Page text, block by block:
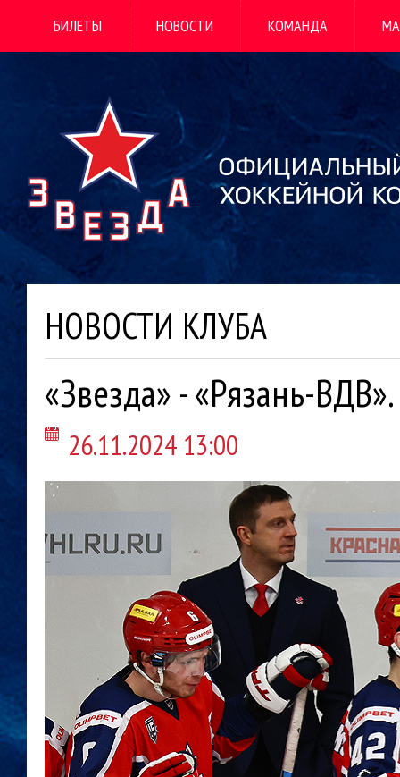
БИЛЕТЫ НОВОСТИ КОМАНДА
НОВОСТИ КЛУБА
«Звезда» - «Рязань-
26.11.2024 13:00